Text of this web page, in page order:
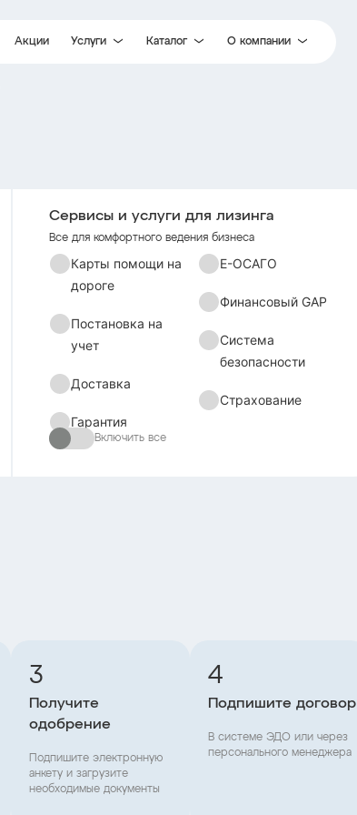
Акции Услуги
Финансовый GAP
Система безопасности
Страхование
Каталог О компании
Контакты
Сервисы и услуги для лизинга
Все для комфортного ведения бизнеса
Карты помощи на
дороге
Постановка на
учет
Доставка
Гарантия
Е-ОСАГО
Финансовый GAP
Система
безопасности
Страхование
Включить все
3
Получите
одобрение
Подпишите электронную
анкету и загрузите
необходимые документы
4
Подпишите договор
В системе ЭДО или через
персонального менеджера